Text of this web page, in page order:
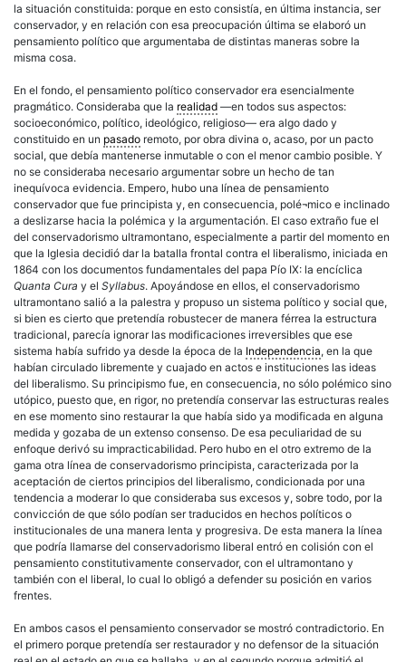
la situación constituida: porque en esto consistía, en última instancia, ser
conservador, y en relación con esa preocupación última se elaboró un
pensamiento político que argumentaba de distintas maneras sobre la
misma cosa.
En el fondo, el pensamiento político conservador era esencialmente
pragmático. Consideraba que la realidad —en todos sus aspectos:
socioeconómico, político, ideológico, religioso— era algo dado y
constituido en un pasado remoto, por obra divina o, acaso, por un pacto
social, que debía mantenerse inmutable o con el menor cambio posible. Y
no se consideraba necesario argumentar sobre un hecho de tan
inequívoca evidencia. Empero, hubo una línea de pensamiento
conservador que fue principista y, en consecuencia, polé¬mico e inclinado
a deslizarse hacia la polémica y la argumentación. El caso extraño fue el
del conservadorismo ultramontano, especialmente a partir del momento en
que la Iglesia decidió dar la batalla frontal contra el liberalismo, iniciada en
1864 con los documentos fundamentales del papa Pío IX: la encíclica
Quanta Cura y el Syllabus. Apoyándose en ellos, el conservadorismo
ultramontano salió a la palestra y propuso un sistema político y social que,
si bien es cierto que pretendía robustecer de manera férrea la estructura
tradicional, parecía ignorar las modificaciones irreversibles que ese
sistema había sufrido ya desde la época de la Independencia, en la que
habían circulado libremente y cuajado en actos e instituciones las ideas
del liberalismo. Su principismo fue, en consecuencia, no sólo polémico sino
utópico, puesto que, en rigor, no pretendía conservar las estructuras reales
en ese momento sino restaurar la que había sido ya modificada en alguna
medida y gozaba de un extenso consenso. De esa peculiaridad de su
enfoque derivó su impracticabilidad. Pero hubo en el otro extremo de la
gama otra línea de conservadorismo principista, caracterizada por la
aceptación de ciertos principios del liberalismo, condicionada por una
tendencia a moderar lo que consideraba sus excesos y, sobre todo, por la
convicción de que sólo podían ser traducidos en hechos políticos o
institucionales de una manera lenta y progresiva. De esta manera la línea
que podría llamarse del conservadorismo liberal entró en colisión con el
pensamiento constitutivamente conservador, con el ultramontano y
también con el liberal, lo cual lo obligó a defender su posición en varios
frentes.
En ambos casos el pensamiento conservador se mostró contradictorio. En
el primero porque pretendía ser restaurador y no defensor de la situación